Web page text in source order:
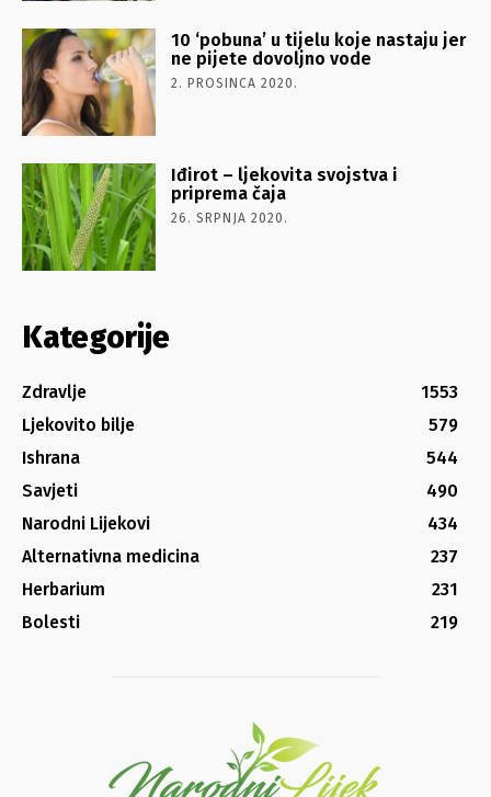
10 ‘pobuna’ u tijelu koje nastaju jer
ne pijete dovoljno vode
2. PROSINCA 2020.
Iđirot – ljekovita svojstva i
priprema čaja
26. SRPNJA 2020.
Kategorije
Zdravlje
1553
Ljekovito bilje
579
Ishrana
544
Savjeti
490
Narodni Lijekovi
434
Alternativna medicina
237
Herbarium
231
Bolesti
219